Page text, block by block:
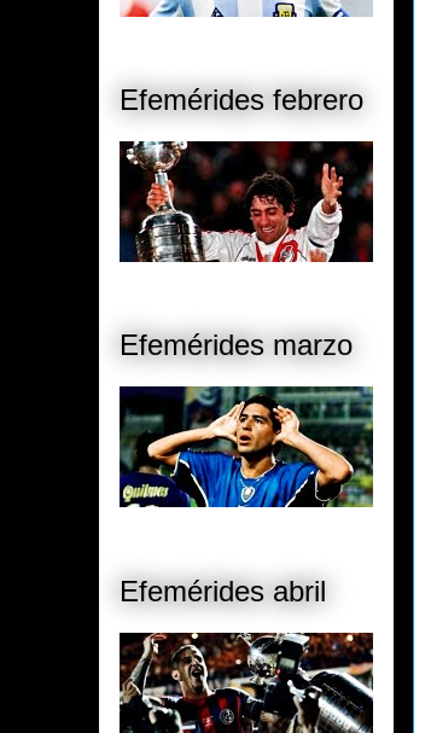
Efemérides febrero
Efemérides marzo
Efemérides abril